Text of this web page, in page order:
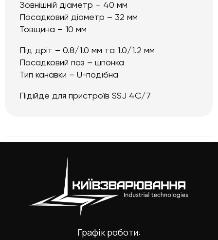
Зовнішній діаметр – 40 мм
Посадковий діаметр – 32 мм
Товщина – 10 мм
Під дріт – 0.8/1.0 мм та 1.0/1.2 мм
Посадковий паз – шпонка
Тип канавки – U-подібна
Підійде для пристроїв SSJ 4C/7
Графік роботи: